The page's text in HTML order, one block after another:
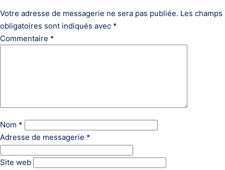
Votre adresse de messagerie ne sera pas publiée. Les champs
obligatoires sont indiqués avec *
Commentaire *
Nom *
Adresse de messagerie *
Site web